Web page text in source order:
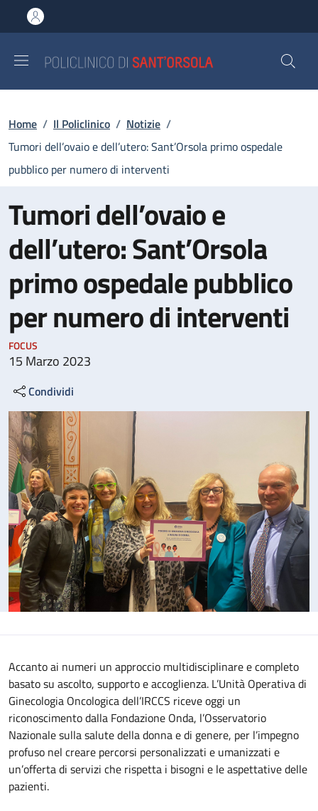
al contenuto principale
to footer content
Briciole di pane
Home / Il Policlinico / Notizie /
Tumori dell’ovaio e dell’utero: Sant’Orsola primo ospedale
pubblico per numero di interventi
Tumori dell’ovaio e
dell’utero: Sant’Orsola
primo ospedale pubblico
per numero di interventi
FOCUS
15 Marzo 2023
Condividi
Accanto ai numeri un approccio multidisciplinare e completo
basato su ascolto, supporto e accoglienza. L’Unità Operativa di
Ginecologia Oncologica dell’IRCCS riceve oggi un
riconoscimento dalla Fondazione Onda, l’Osservatorio
Nazionale sulla salute della donna e di genere, per l’impegno
profuso nel creare percorsi personalizzati e umanizzati e
un’offerta di servizi che rispetta i bisogni e le aspettative delle
pazienti.